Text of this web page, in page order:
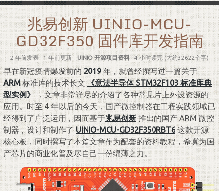
2 年前发表 1 年前更新 UINIO 开源项目资料 4 小时读完 (大约32622个字)
兆易创新 UINIO-MCU-
GD32F350 固件库开发指南
早在新冠疫情爆发前的2019年，就曾经撰写过一篇关于
ARM标准库的技术长文 《意法半导体 STM32F103 标准库典
型实例》，文章非常详尽的介绍了各种常见片上外设资源的
应用。时至 4 年以后的今天，国产微控制器在工程实践领域已
经得到了广泛运用，因而基于兆易创新推出的国产 ARM 微控
制器，设计和制作了UINIO-MCU-GD32F350RBT6这款开源
核心板，同时撰写了本篇文章作为配套的资料教程，希冀为国
产芯片的商业化普及尽自己一份绵薄之力。